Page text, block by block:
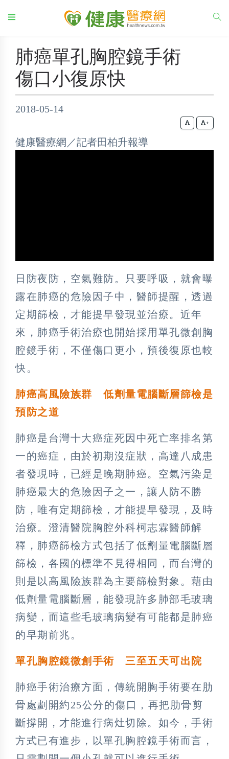
肺癌單孔胸腔鏡手術
傷口小復原快
2018-05-14
+
健康醫療網／記者田柏升報導
日防夜防，空氣難防。只要呼吸，就會曝
露在肺癌的危險因子中，醫師提醒，透過
定期篩檢，才能提早發現並治療。近年
來，肺癌手術治療也開始採用單孔微創胸
腔鏡手術，不僅傷口更小，預後復原也較
快。
肺癌高風險族群 低劑量電腦斷層篩檢是
預防之道
肺癌是台灣十大癌症死因中死亡率排名第
一的癌症，由於初期沒症狀，高達八成患
者發現時，已經是晚期肺癌。空氣污染是
肺癌最大的危險因子之一，讓人防不勝
防，唯有定期篩檢，才能提早發現，及時
治療。澄清醫院胸腔外科柯志霖醫師解
釋，肺癌篩檢方式包括了低劑量電腦斷層
篩檢，各國的標準不見得相同，而台灣的
則是以高風險族群為主要篩檢對象。藉由
低劑量電腦斷層，能發現許多肺部毛玻璃
病變，而這些毛玻璃病變有可能都是肺癌
的早期前兆。
單孔胸腔鏡微創手術 三至五天可出院
肺癌手術治療方面，傳統開胸手術要在肋
骨處劃開約25公分的傷口，再把肋骨剪
斷撐開，才能進行病灶切除。如今，手術
方式已有進步，以單孔胸腔鏡手術而言，